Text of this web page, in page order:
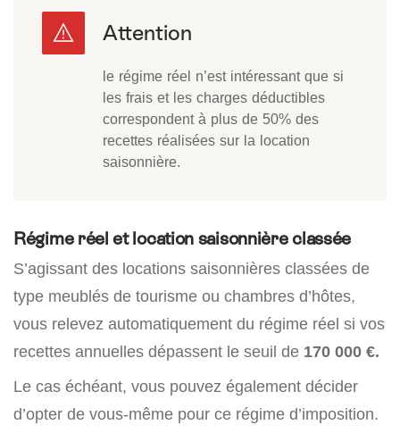
le régime réel n’est intéressant que si
les frais et les charges déductibles
correspondent à plus de 50% des
recettes réalisées sur la location
saisonnière.
Régime réel et location saisonnière classée
S’agissant des locations saisonnières classées de
type meublés de tourisme ou chambres d’hôtes,
vous relevez automatiquement du régime réel si vos
recettes annuelles dépassent le seuil de 170 000 €.
Le cas échéant, vous pouvez également décider
d’opter de vous-même pour ce régime d’imposition.